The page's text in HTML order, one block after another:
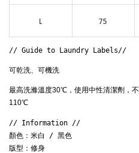
L 75
// Guide to Laundry Labels//
可乾洗、可機洗
最高洗滌溫度30℃，使用中性清潔劑，
110℃
// Information //
顏色：米白 / 黑色
版型：修身